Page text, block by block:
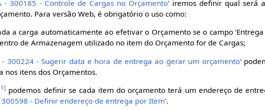
- 300185 - Controle de Cargas no Orçamento' iremos definir qual será
Para versão Web, é obrigatório o uso como:
a carga automaticamente ao efetivar o Orçamento se o campo ‘Entrega
de Armazenagem utilizado no item do Orçamento for de Cargas;
- 300224 - Sugerir data e hora de entrega ao gerar um orçamento'
nos itens dos Orçamentos.
] podemos definir se cada item do orçamento terá um endereço de
300598 - Definir endereço de entrega por Item'.